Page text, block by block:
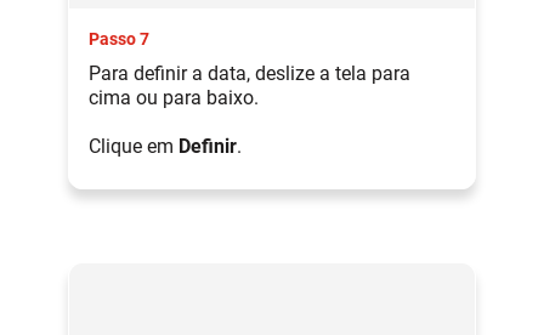
Passo 7
Para definir a data, deslize a tela para
cima ou para baixo.
Clique em Definir.